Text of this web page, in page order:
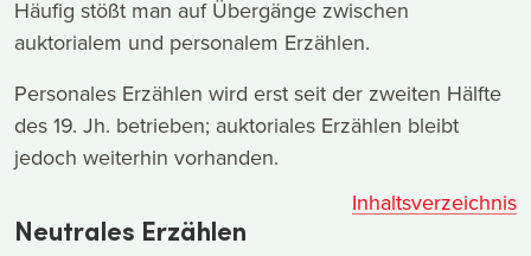
Häufig stößt man auf Übergänge zwischen
auktorialem und personalem Erzählen.
Personales Erzählen wird erst seit der zweiten Hälfte
des 19. Jh. betrieben; auktoriales Erzählen bleibt
jedoch weiterhin vorhanden.
Inhaltsverzeichnis
Neutrales Erzählen